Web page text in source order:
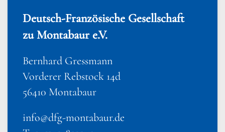
Deutsch-Französische Gesellschaft
zu Montabaur e.V.
Bernhard Gressmann
Vorderer Rebstock 14d
56410 Montabaur
info@dfg-montabaur.de